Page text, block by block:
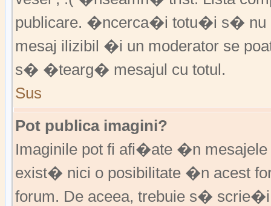
publicare. �ncerca�i totu�i s� nu
mesaj ilizibil �i un moderator se
s� �tearg� mesajul cu totul.
Sus
Pot publica imagini?
Imaginile pot fi afi�ate �n
exist� nici o posibilitate �n acest
forum. De aceea, trebuie s�